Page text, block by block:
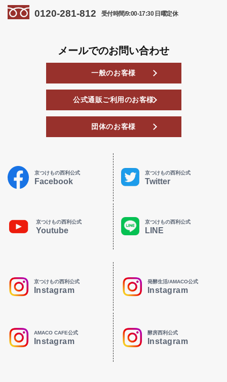
0120-281-812 受付時間/9:00-17:30 日曜定休
メールでのお問い合わせ
一般のお客様
公式通販ご利用のお客様
団体のお客様
京つけもの西利公式
Facebook
京つけもの西利公式
Twitter
京つけもの西利公式
Youtube
京つけもの西利公式
LINE
京つけもの西利公式
Instagram
発酵生活/AMACO公式
Instagram
AMACO CAFE公式
Instagram
酵房西利公式
Instagram